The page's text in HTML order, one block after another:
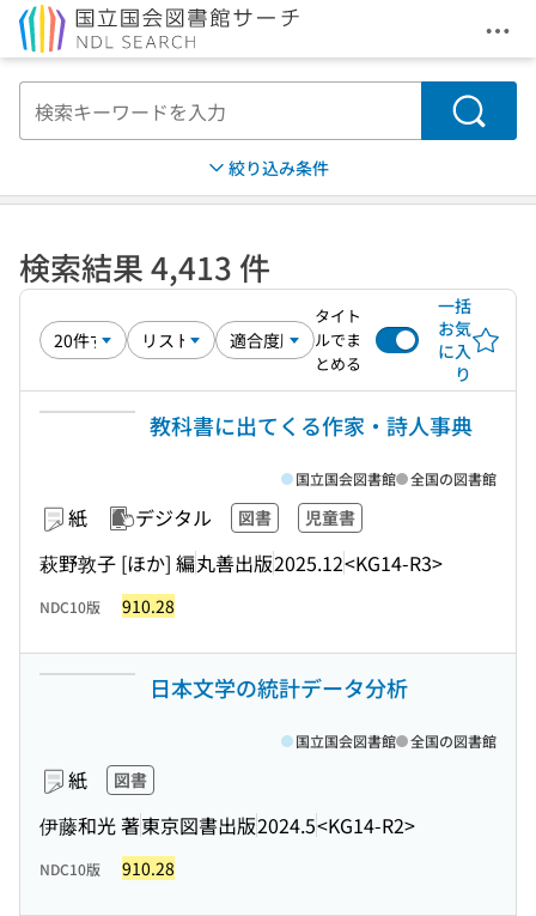
メ
検索
絞り込み条件
検索結果 4,413 件
タイト
ルでま
とめる
一括
お気
に入
り
教科書に出てくる作家・詩人事典
紙 デジタル 図書 児童書
萩野敦子 [ほか] 編丸善出版2025.12<KG14-R3>
国立国会図書館 全国の図書館
NDC10版 910.28
日本文学の統計データ分析
紙 図書
伊藤和光 著東京図書出版2024.5<KG14-R2>
国立国会図書館 全国の図書館
NDC10版 910.28